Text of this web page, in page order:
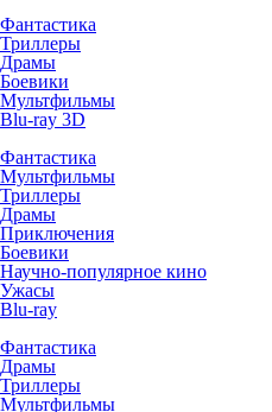
Фантастика
Триллеры
Драмы
Боевики
Мультфильмы
Blu-ray 3D
Фантастика
Мультфильмы
Триллеры
Драмы
Приключения
Боевики
Научно-популярное кино
Ужасы
Blu-ray
Фантастика
Драмы
Триллеры
Мультфильмы